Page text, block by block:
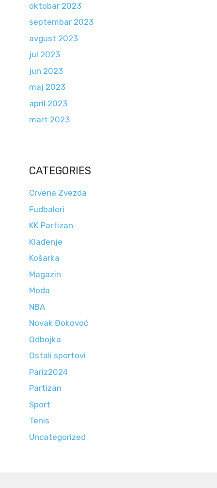
oktobar 2023
septembar 2023
avgust 2023
jul 2023
jun 2023
maj 2023
april 2023
mart 2023
CATEGORIES
Crvena Zvezda
Fudbaleri
KK Partizan
Klađenje
Košarka
Magazin
Moda
NBA
Novak Đokovoć
Odbojka
Ostali sportovi
Pariz2024
Partizan
Sport
Tenis
Uncategorized